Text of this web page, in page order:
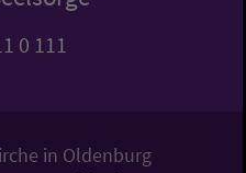
0 111
in Oldenburg